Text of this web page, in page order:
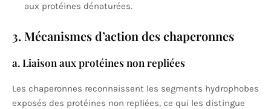
aux protéines dénaturées.
3. Mécanismes d’action des chaperonnes
a. Liaison aux protéines non repliées
Les chaperonnes reconnaissent les segments hydrophobes
exposés des protéines non repliées, ce qui les distingue